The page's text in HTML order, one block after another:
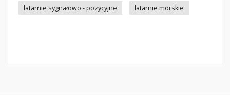
latarnie sygnałowo - pozycyjne
latarnie morskie